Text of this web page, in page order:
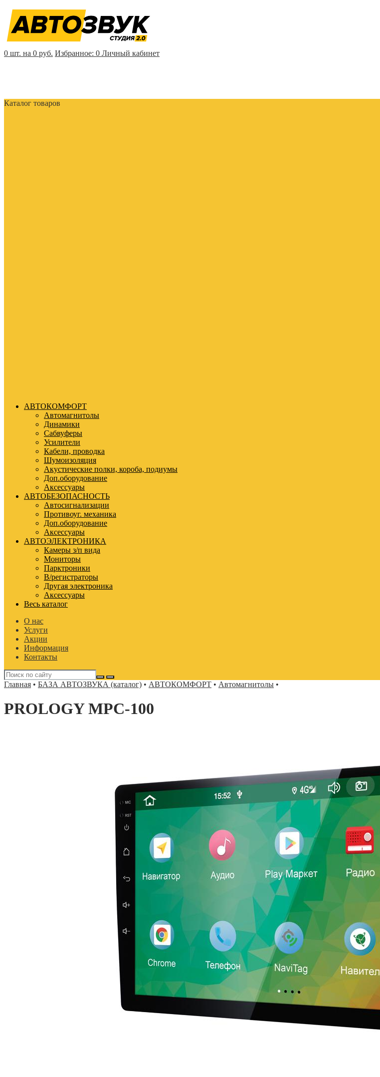
0 шт. на 0 руб. Избранное: 0 Личный кабинет
Каталог товаров
АВТОКОМФОРТ
Автомагнитолы
Динамики
Сабвуферы
Усилители
Кабели, проводка
Шумоизоляция
Акустические полки, короба, подиумы
Доп.оборудование
Аксессуары
АВТОБЕЗОПАСНОСТЬ
Автосигнализации
Противоуг. механика
Доп.оборудование
Аксессуары
АВТОЭЛЕКТРОНИКА
Камеры з/п вида
Мониторы
Парктроники
В/регистраторы
Другая электроника
Аксессуары
Весь каталог
О нас
Услуги
Акции
Информация
Контакты
Главная • БАЗА АВТОЗВУКА (каталог) • АВТОКОМФОРТ • Автомагнитолы •
PROLOGY MPC-100